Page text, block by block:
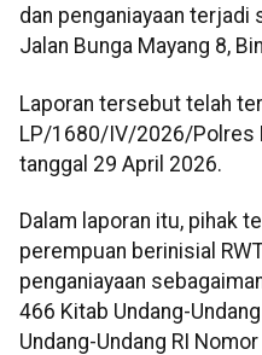
dan penganiayaan
Jalan Bunga Mayang 8,
Laporan tersebut telah
LP/1680/IV/2026/Polres
tanggal 29 April 2026.
Dalam laporan itu, pihak
perempuan berinisial
penganiayaan
466 Kitab Undang-
Undang-Undang RI